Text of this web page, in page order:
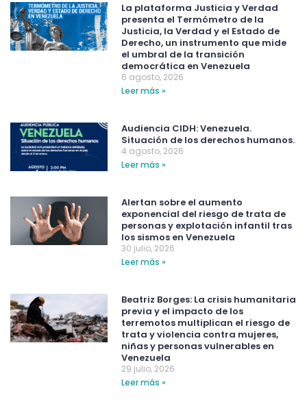
La plataforma Justicia y Verdad
presenta el Termómetro de la
Justicia, la Verdad y el Estado de
Derecho, un instrumento que mide
el umbral de la transición
democrática en Venezuela
6 agosto, 2026
Leer más »
Audiencia CIDH: Venezuela.
Situación de los derechos humanos.
4 agosto, 2026
Leer más »
Alertan sobre el aumento
exponencial del riesgo de trata de
personas y explotación infantil tras
los sismos en Venezuela
30 julio, 2026
Leer más »
Beatriz Borges: La crisis humanitaria
previa y el impacto de los
terremotos multiplican el riesgo de
trata y violencia contra mujeres,
niñas y personas vulnerables en
Venezuela
29 julio, 2026
Leer más »